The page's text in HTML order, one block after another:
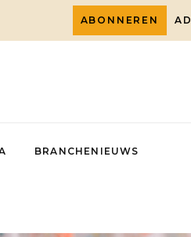
ABONNEREN
BRANCHENIEUWS